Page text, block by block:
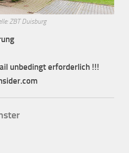
ZBT Duisburg
unbedingt erforderlich !!!